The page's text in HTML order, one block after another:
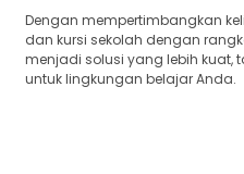
Dengan mempertimbangkan
dan kursi sekolah dengan
menjadi solusi yang lebih kuat,
untuk lingkungan belajar Anda.